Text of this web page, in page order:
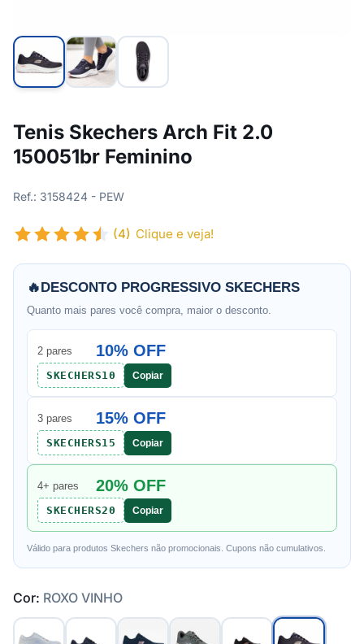
Tenis Skechers Arch Fit 2.0
150051br Feminino
Ref.: 3158424 - PEW
(4) Clique e veja!
🔥DESCONTO PROGRESSIVO SKECHERS
Quanto mais pares você compra, maior o desconto.
2 pares 10% OFF
SKECHERS10 Copiar
3 pares 15% OFF
SKECHERS15 Copiar
4+ pares 20% OFF
SKECHERS20 Copiar
Válido para produtos Skechers não promocionais. Cupons não cumulativos.
Cor: ROXO VINHO